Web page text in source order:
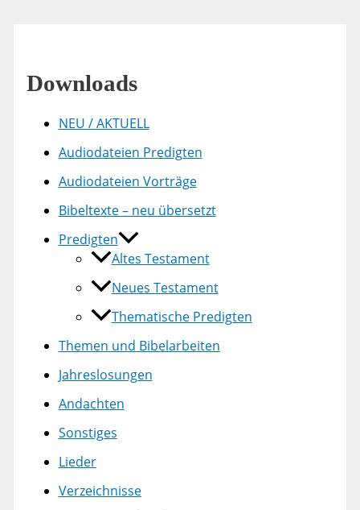
Downloads
NEU / AKTUELL
Audiodateien Predigten
Audiodateien Vorträge
Bibeltexte – neu übersetzt
Predigten
Altes Testament
Neues Testament
Thematische Predigten
Themen und Bibelarbeiten
Jahreslosungen
Andachten
Sonstiges
Lieder
Verzeichnisse